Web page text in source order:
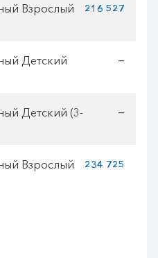
Взрослый
216 527
Детский
—
Детский (3-
—
Взрослый
234 725